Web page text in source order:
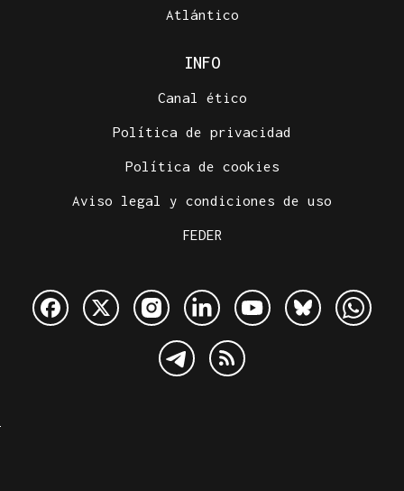
Atlántico
INFO
Canal ético
Política de privacidad
Política de cookies
Aviso legal y condiciones de uso
FEDER